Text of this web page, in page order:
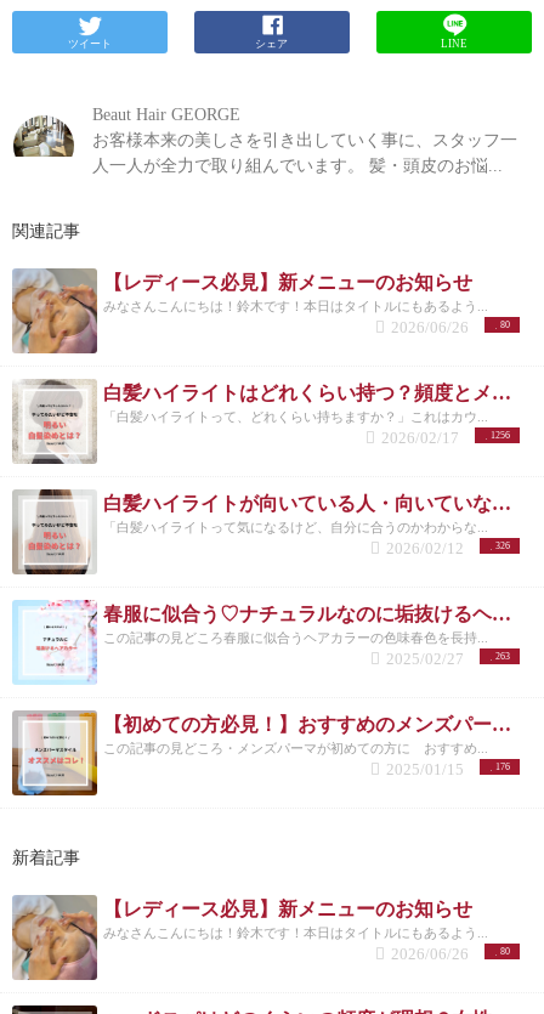
ツイート シェア LINE
Beaut Hair GEORGE
お客様本来の美しさを引き出していく事に、スタッフ一
人一人が全力で取り組んでいます。 髪・頭皮のお悩...
関連記事
【レディース必見】新メニューのお知らせ
みなさんこんにちは！鈴木です！本日はタイトルにもあるよう...
80
2026/06/26
白髪ハイライトはどれくらい持つ？頻度とメンテナンスの目安を解説
「白髪ハイライトって、どれくらい持ちますか？」これはカウ...
1256
2026/02/17
白髪ハイライトが向いている人・向いていない人｜後悔しない選び方 洗足
「白髪ハイライトって気になるけど、自分に合うのかわからな...
326
2026/02/12
春服に似合う♡ナチュラルなのに垢抜けるヘアカラー特集
この記事の見どころ春服に似合うヘアカラーの色味春色を長持...
263
2025/02/27
【初めての方必見！】おすすめのメンズパーマスタイルとは？/洗足
この記事の見どころ・メンズパーマが初めての方に おすすめ...
176
2025/01/15
新着記事
【レディース必見】新メニューのお知らせ
みなさんこんにちは！鈴木です！本日はタイトルにもあるよう...
80
2026/06/26